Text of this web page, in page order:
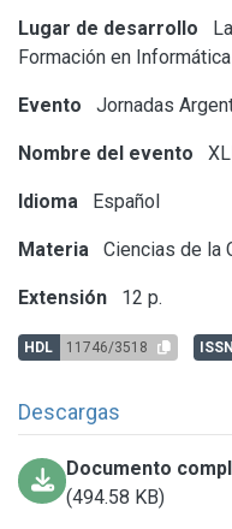
Lugar de desarrollo
Formación en
Evento Jornadas
Nombre del evento
Idioma Español
Materia Ciencias de la
Extensión 12 p.
HDL 11746/3518 ISSN
Descargas
Documento
(494.58 KB)